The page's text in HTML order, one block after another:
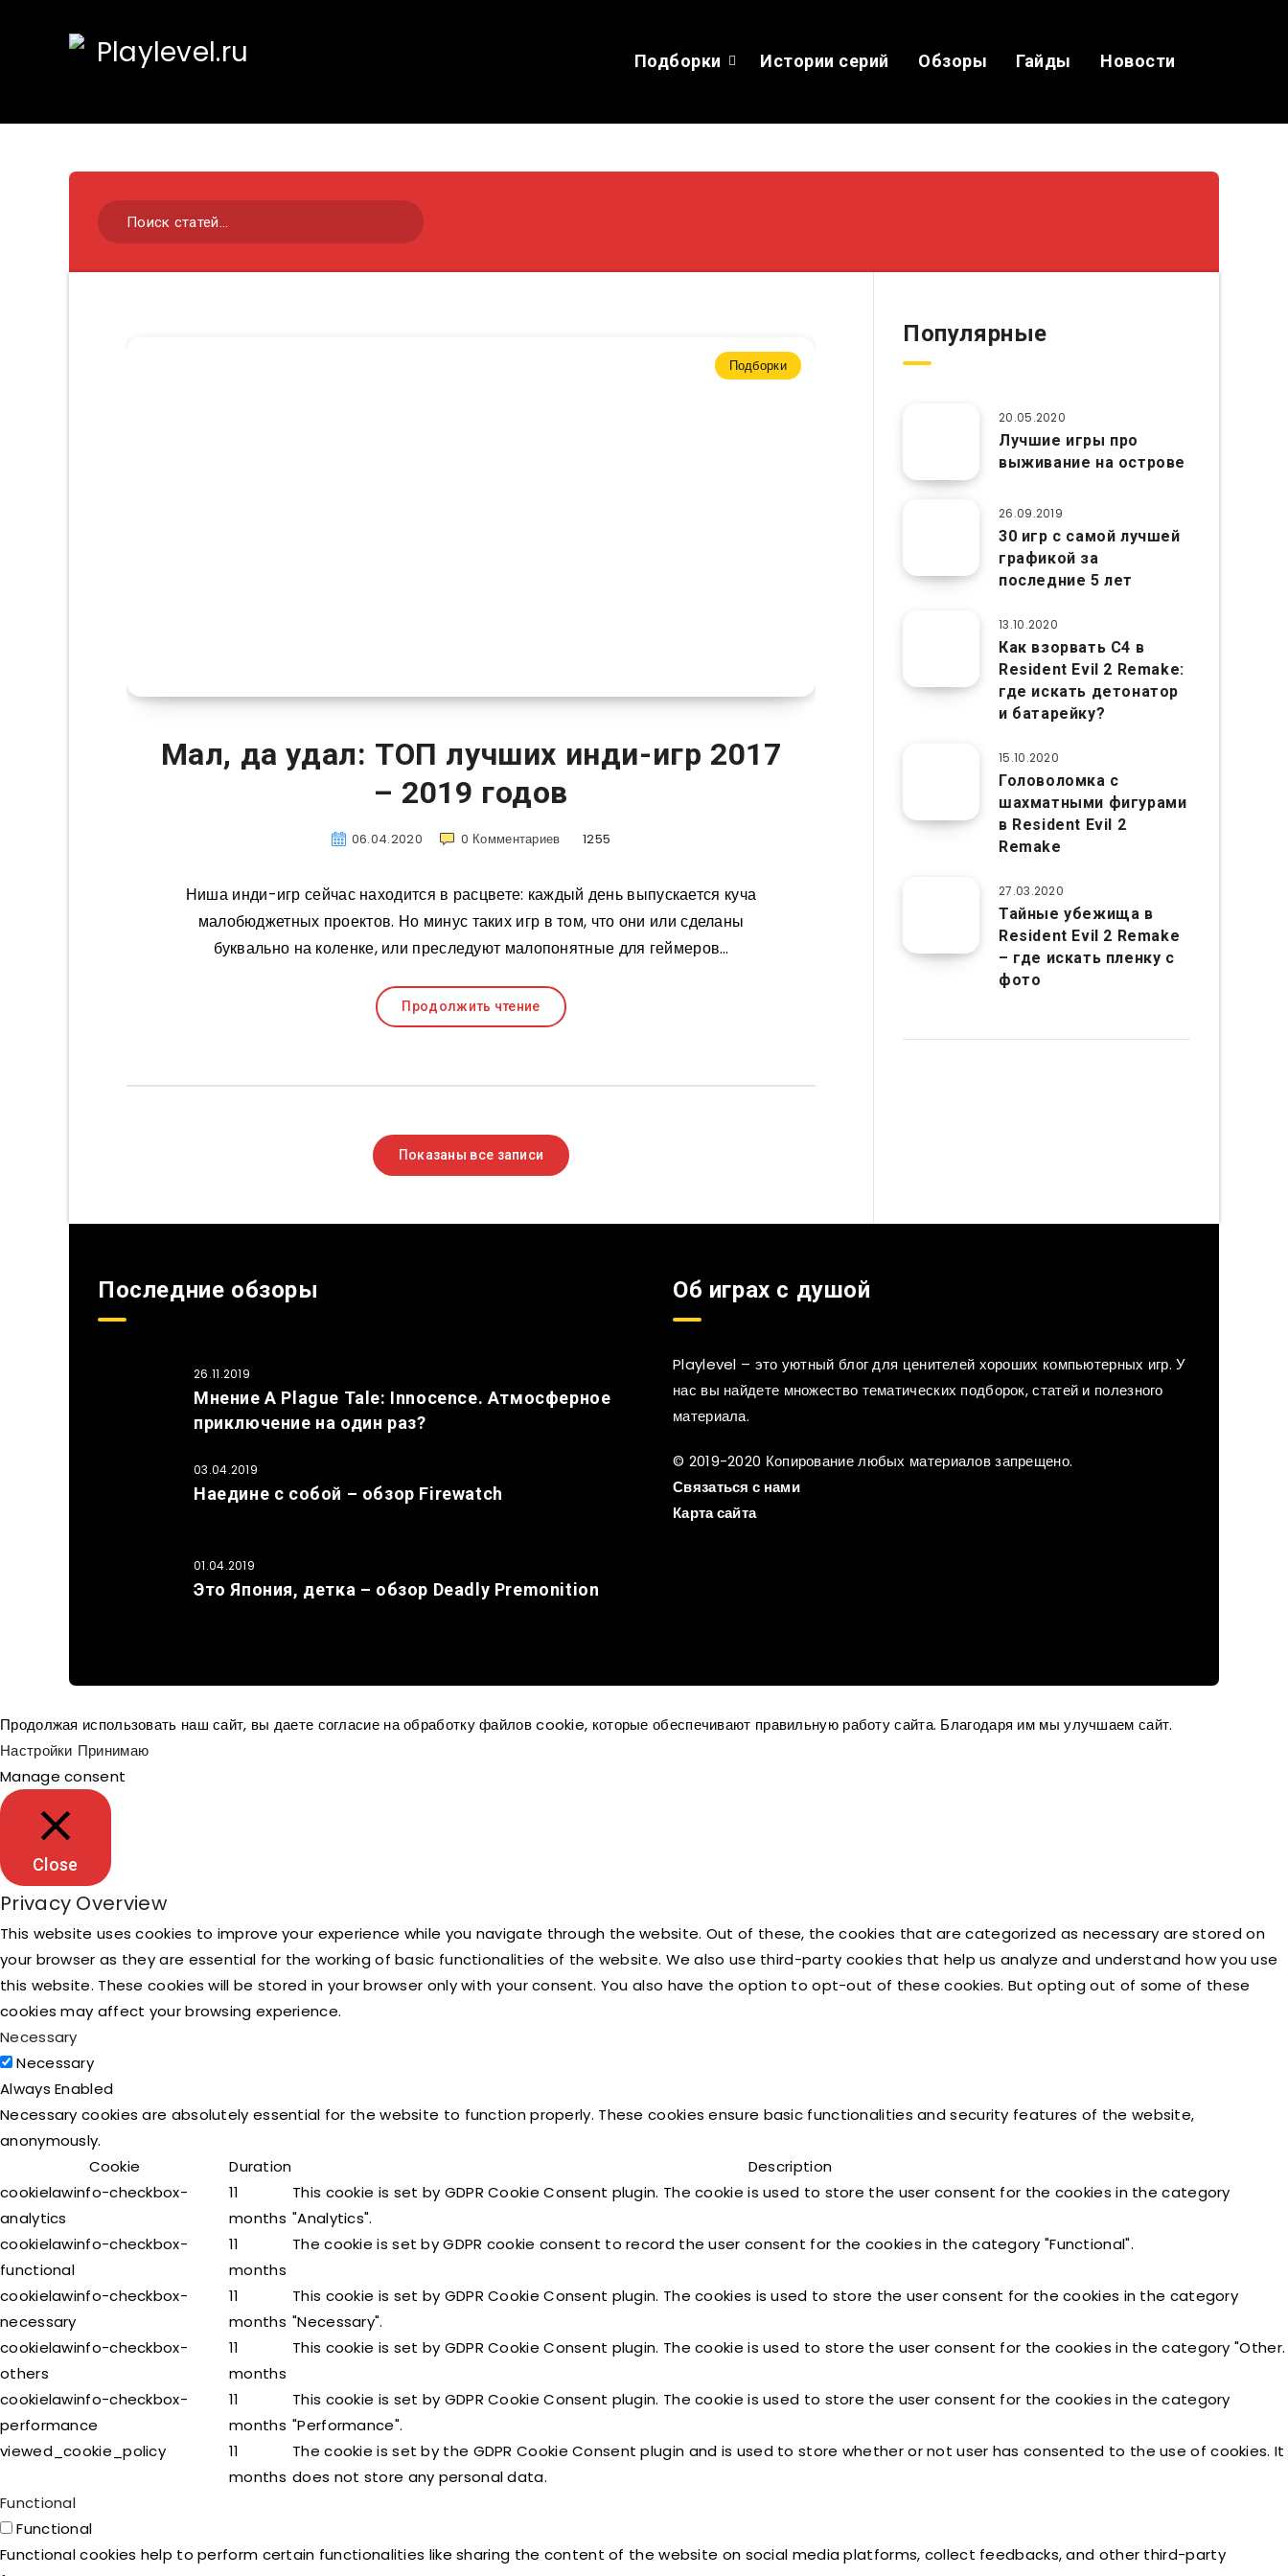
Подборки Истории серий Обзоры Гайды Новости
Подборки
Мал, да удал: ТОП лучших инди-игр 2017
– 2019 годов
06.04.2020 0 Комментариев 1255
Ниша инди-игр сейчас находится в расцвете: каждый день выпускается куча
малобюджетных проектов. Но минус таких игр в том, что они или сделаны
буквально на коленке, или преследуют малопонятные для геймеров…
Продолжить чтение
Показаны все записи
Популярные
20.05.2020
Лучшие игры про
выживание на острове
26.09.2019
30 игр с самой лучшей
графикой за
последние 5 лет
13.10.2020
Как взорвать C4 в
Resident Evil 2 Remake:
где искать детонатор
и батарейку?
15.10.2020
Головоломка с
шахматными фигурами
в Resident Evil 2
Remake
27.03.2020
Тайные убежища в
Resident Evil 2 Remake
– где искать пленку с
фото
Последние обзоры
26.11.2019
Мнение A Plague Tale: Innocence. Атмосферное
приключение на один раз?
03.04.2019
Наедине с собой – обзор Firewatch
01.04.2019
Это Япония, детка – обзор Deadly Premonition
Об играх с душой
Playlevel – это уютный блог для ценителей хороших компьютерных игр. У
нас вы найдете множество тематических подборок, статей и полезного
материала.
© 2019-2020 Копирование любых материалов запрещено.
Связаться с нами
Карта сайта
Продолжая использовать наш сайт, вы даете согласие на обработку файлов cookie, которые обеспечивают правильную работу сайта. Благодаря им мы улучшаем сайт.
Настройки Принимаю
Manage consent
Close
Privacy Overview
This website uses cookies to improve your experience while you navigate through the website. Out of these, the cookies that are categorized as necessary are stored on
your browser as they are essential for the working of basic functionalities of the website. We also use third-party cookies that help us analyze and understand how you use
this website. These cookies will be stored in your browser only with your consent. You also have the option to opt-out of these cookies. But opting out of some of these
cookies may affect your browsing experience.
Necessary
Necessary
Always Enabled
Necessary cookies are absolutely essential for the website to function properly. These cookies ensure basic functionalities and security features of the website,
anonymously.
Cookie
Duration
Description
cookielawinfo-checkbox-
analytics
11
months
This cookie is set by GDPR Cookie Consent plugin. The cookie is used to store the user consent for the cookies in the category
"Analytics".
cookielawinfo-checkbox-
functional
11
months
The cookie is set by GDPR cookie consent to record the user consent for the cookies in the category "Functional".
cookielawinfo-checkbox-
necessary
11
months
This cookie is set by GDPR Cookie Consent plugin. The cookies is used to store the user consent for the cookies in the category
"Necessary".
cookielawinfo-checkbox-
others
11
months
This cookie is set by GDPR Cookie Consent plugin. The cookie is used to store the user consent for the cookies in the category "Other.
cookielawinfo-checkbox-
performance
11
months
This cookie is set by GDPR Cookie Consent plugin. The cookie is used to store the user consent for the cookies in the category
"Performance".
viewed_cookie_policy
11
months
The cookie is set by the GDPR Cookie Consent plugin and is used to store whether or not user has consented to the use of cookies. It
does not store any personal data.
Functional
Functional
Functional cookies help to perform certain functionalities like sharing the content of the website on social media platforms, collect feedbacks, and other third-party